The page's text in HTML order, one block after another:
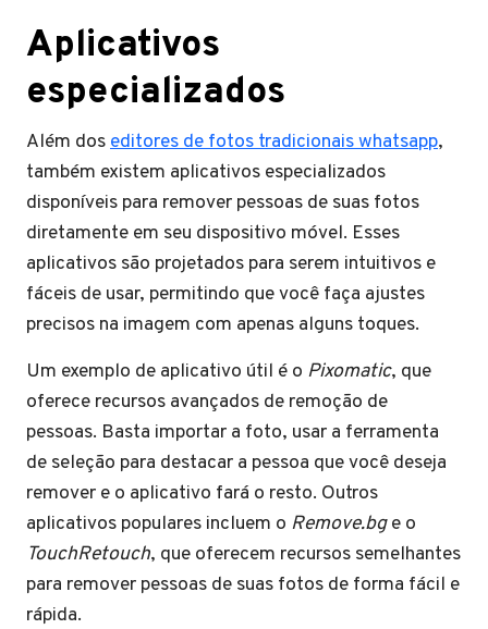
Aplicativos
especializados
Além doseditores de fotos tradicionais whatsapp,
também existem aplicativos especializados
disponíveis para remover pessoas de suas fotos
diretamente em seu dispositivo móvel. Esses
aplicativos são projetados para serem intuitivos e
fáceis de usar, permitindo que você faça ajustes
precisos na imagem com apenas alguns toques.
Um exemplo de aplicativo útil é o Pixomatic, que
oferece recursos avançados de remoção de
pessoas. Basta importar a foto, usar a ferramenta
de seleção para destacar a pessoa que você deseja
remover e o aplicativo fará o resto. Outros
aplicativos populares incluem o Remove.bge o
TouchRetouch, que oferecem recursos semelhantes
para remover pessoas de suas fotos de forma fácil e
rápida.